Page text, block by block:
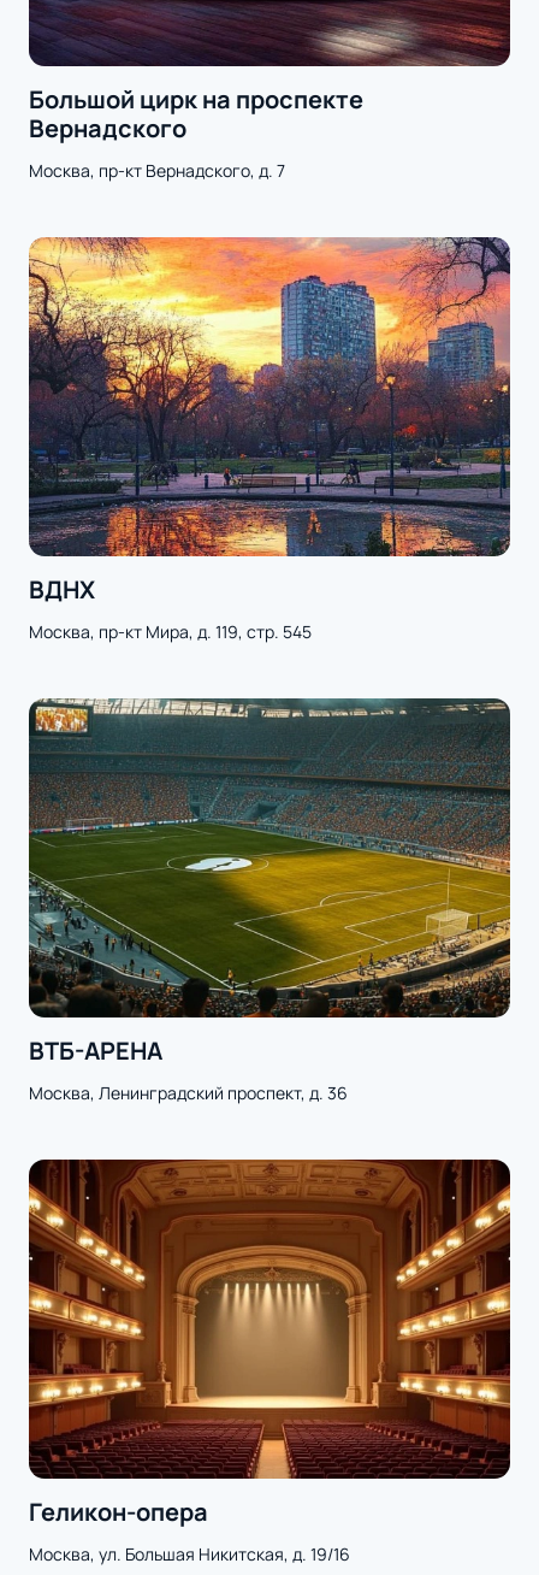
Большой цирк на проспекте
Вернадского
Москва, пр-кт Вернадского, д. 7
ВДНХ
Москва, пр-кт Мира, д. 119, стр. 545
ВТБ-АРЕНА
Москва, Ленинградский проспект, д. 36
Геликон-опера
Москва, ул. Большая Никитская, д. 19/16